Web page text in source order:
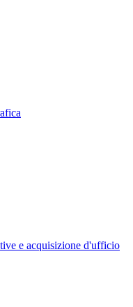
e acquisizione d'ufficio